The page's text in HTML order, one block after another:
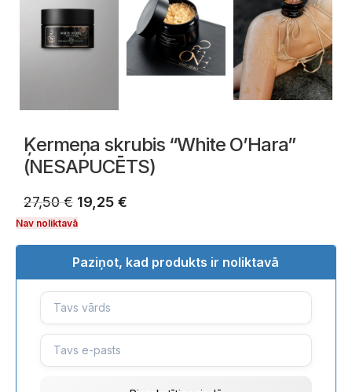
Ķermeņa skrubis “White O’Hara”
(NESAPUCĒTS)
27,50€ 19,25 €
Nav noliktavā
Paziņot, kad produkts ir noliktavā